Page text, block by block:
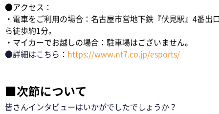
●アクセス：
・電車をご利用の場合：名古屋市営地下鉄『伏見駅』4番出
ら徒歩約1分。
・マイカーでお越しの場合：駐車場はございません。
●詳細はこちら：
https://www.nt7.co.jp/esports/
■次節について
皆さんインタビューはいかがでしたでしょうか？